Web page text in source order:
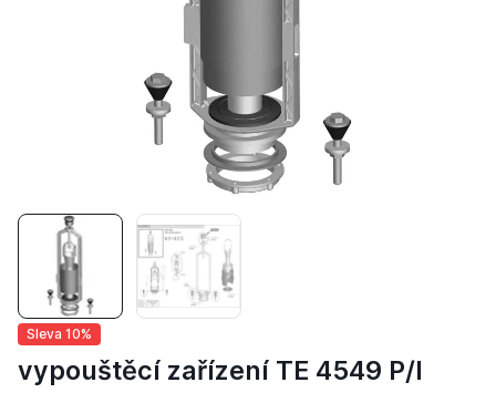
Sleva 10%
vypouštěcí zařízení TE 4549 P/I